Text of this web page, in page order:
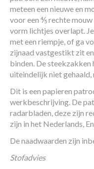
meteen een nieuwe en
voor een ⅘ rechte
vorm lichtjes overlapt.
met een riempje, of ga
zijnaad vastgestikt zit
binden. De
uiteindelijk niet
Dit is een papieren
werkbeschrijving. De
radarbladen, deze zijn
zijn in het Nederlands,
De naadwaarden zijn
Stofadvies